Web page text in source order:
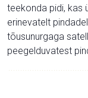
teekonda pidi, kas
erinevatelt
tõusunurgaga
peegelduvatest